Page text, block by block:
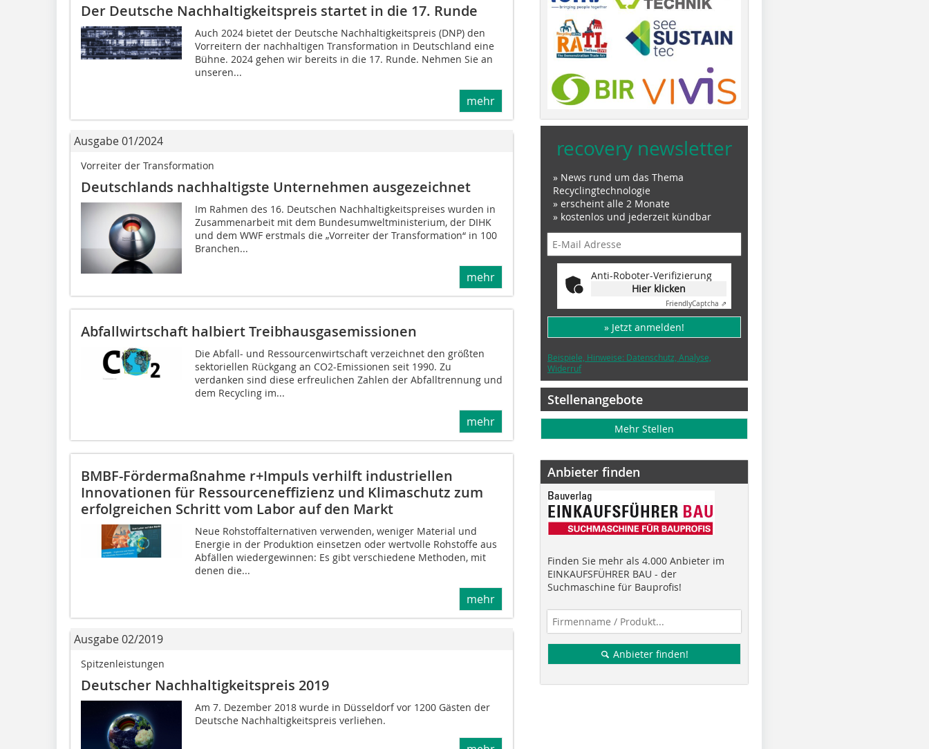
Der Deutsche Nachhaltigkeitspreis startet in die 17. Runde
Auch 2024 bietet der Deutsche Nachhaltigkeitspreis (DNP) den
Vorreitern der nachhaltigen Transformation in Deutschland eine
Bühne. 2024 gehen wir bereits in die 17. Runde. Nehmen Sie an
unseren...
mehr
Ausgabe 01/2024
Vorreiter der Transformation
Deutschlands nachhaltigste Unternehmen ausgezeichnet
Im Rahmen des 16. Deutschen Nach­haltigkeitspreises wurden in
Zusammenarbeit mit dem Bundesumweltministerium, der DIHK
und dem WWF erstmals die „Vorreiter der Transformation“ in 100
Branchen...
mehr
Abfallwirtschaft halbiert Treibhausgasemissionen
Die Abfall- und Ressourcenwirtschaft verzeichnet den größten
sektoriellen Rückgang an CO2-Emissionen seit 1990. Zu
verdanken sind diese erfreulichen Zahlen der Abfalltrennung und
dem Recycling im...
mehr
BMBF-Fördermaßnahme r+Impuls verhilft industriellen
Innovationen für Ressourceneffizienz und Klimaschutz zum
erfolgreichen Schritt vom Labor auf den Markt
Neue Rohstoffalternativen verwenden, weniger Material und
Energie in der Produktion einsetzen oder wertvolle Rohstoffe aus
Abfällen wiedergewinnen: Es gibt verschiedene Methoden, mit
denen die...
mehr
Ausgabe 02/2019
Spitzenleistungen
Deutscher Nachhaltigkeitspreis 2019
Am 7. Dezember 2018 wurde in Düsseldorf vor 1200 Gästen der
Deutsche Nachhaltigkeitspreis verliehen.
recovery newsletter
» News rund um das Thema
Recyclingtechnologie
» erscheint alle 2 Monate
» kostenlos und jederzeit kündbar
Anti-Roboter-Verifizierung
Hier klicken
FriendlyCaptcha ⇗
» Jetzt anmelden!
Beispiele, Hinweise: Datenschutz, Analyse,
Widerruf
Stellenangebote
Mehr Stellen
Anbieter finden
Finden Sie mehr als 4.000 Anbieter im
EINKAUFSFÜHRER BAU - der
Suchmaschine für Bauprofis!
Anbieter finden!